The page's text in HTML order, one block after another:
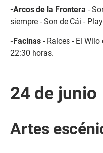
-Arcos de la Frontera -
siempre - Son de Cái -
-Facinas- Raíces - El Wilo
22:30 horas.
24 de junio
Artes